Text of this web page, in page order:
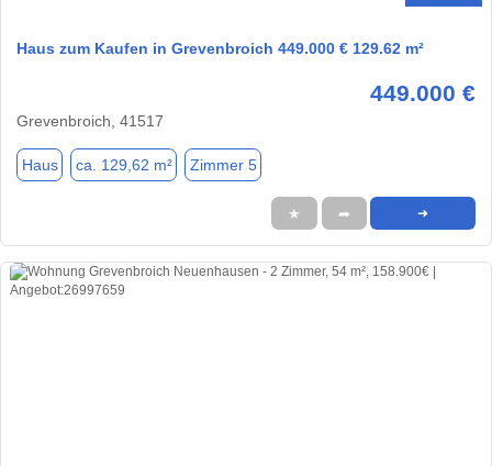
Haus zum Kaufen in Grevenbroich 449.000 € 129.62 m²
449.000 €
Grevenbroich, 41517
Haus ca. 129,62 m² Zimmer 5
★ ➦ ➜